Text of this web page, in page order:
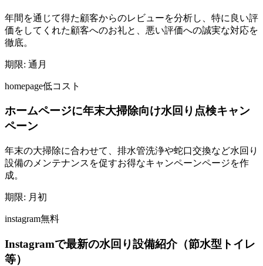
年間を通じて得た顧客からのレビューを分析し、特に良い評
価をしてくれた顧客へのお礼と、悪い評価への誠実な対応を
徹底。
期限: 通月
homepage低コスト
ホームページに年末大掃除向け水回り点検キャン
ペーン
年末の大掃除に合わせて、排水管洗浄や蛇口交換など水回り
設備のメンテナンスを促すお得なキャンペーンページを作
成。
期限: 月初
instagram無料
Instagramで最新の水回り設備紹介（節水型トイレ
等）